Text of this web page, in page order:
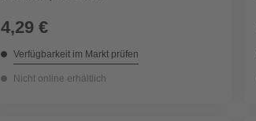
4,29 €
Verfügbarkeit im Markt prüfen
Nicht online erhältlich